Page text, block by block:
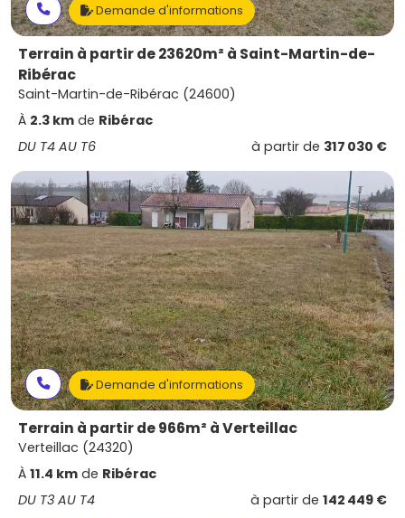
Demande d'informations
Terrain à partir de 23620m² à Saint-Martin-de-
Ribérac
Saint-Martin-de-Ribérac (24600)
À 2.3 km de Ribérac
DU T4 AU T6
à partir de 317 030 €
Demande d'informations
Terrain à partir de 966m² à Verteillac
Verteillac (24320)
À 11.4 km de Ribérac
DU T3 AU T4
à partir de 142 449 €